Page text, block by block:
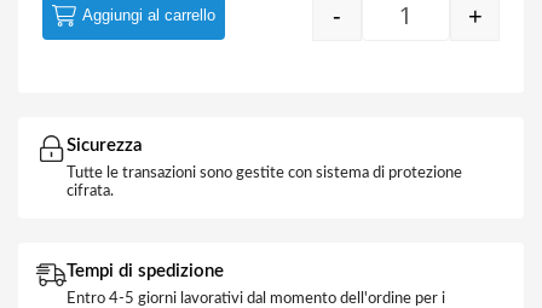
Quantity
- +
Aggiungi al carrello
Sicurezza
Tutte le transazioni sono gestite con sistema di protezione
cifrata.
Tempi di spedizione
Entro 4-5 giorni lavorativi dal momento dell'ordine per i